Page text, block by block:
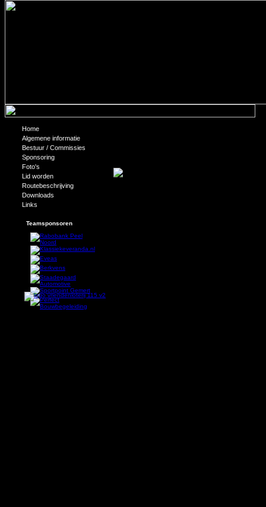
Home
Algemene informatie
Bestuur / Commissies
Sponsoring
Foto's
Lid worden
Routebeschrijving
Downloads
Links
Teamsponsoren